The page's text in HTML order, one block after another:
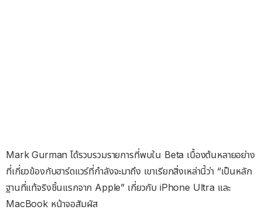
Mark Gurman ได้รวบรวมรายการที่พบใน Beta เบื้องต้นหลายอย่าง
ที่เกี่ยวข้องกับฮาร์ดแวร์ที่กำลังจะมาถึง เขาเรียกสิ่งเหล่านี้ว่า “เป็นหลัก
ฐานที่แท้จริงชิ้นแรกจาก Apple” เกี่ยวกับ iPhone Ultra และ
MacBook หน้าจอสัมผัส